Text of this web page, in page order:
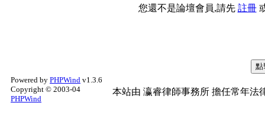
您還不是論壇會員,請先 註冊
Powered by PHPWind v1.3.6
Copyright © 2003-04
PHPWind
本站由 瀛睿律師事務所 擔任常年法